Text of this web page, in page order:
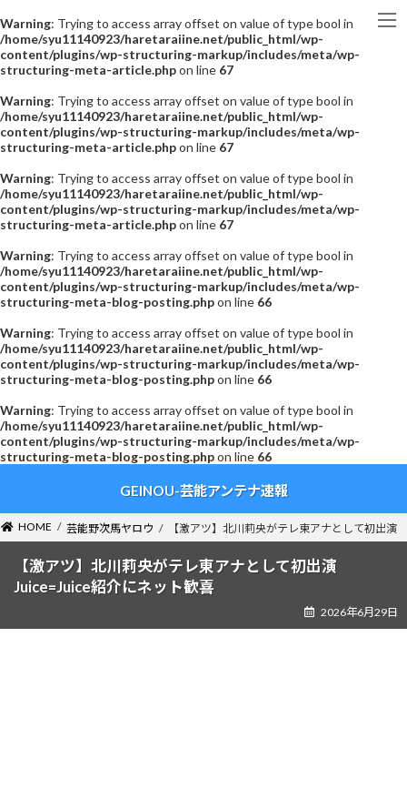
Warning: Trying to access array offset on value of type bool in
/home/syu11140923/haretaraiine.net/public_html/wp-
content/plugins/wp-structuring-markup/includes/meta/wp-
structuring-meta-article.phpon line 67
Warning: Trying to access array offset on value of type bool in
/home/syu11140923/haretaraiine.net/public_html/wp-
content/plugins/wp-structuring-markup/includes/meta/wp-
structuring-meta-article.phpon line 67
Warning: Trying to access array offset on value of type bool in
/home/syu11140923/haretaraiine.net/public_html/wp-
content/plugins/wp-structuring-markup/includes/meta/wp-
structuring-meta-article.phpon line 67
Warning: Trying to access array offset on value of type bool in
/home/syu11140923/haretaraiine.net/public_html/wp-
content/plugins/wp-structuring-markup/includes/meta/wp-
structuring-meta-blog-posting.phpon line 66
Warning: Trying to access array offset on value of type bool in
/home/syu11140923/haretaraiine.net/public_html/wp-
content/plugins/wp-structuring-markup/includes/meta/wp-
structuring-meta-blog-posting.phpon line 66
Warning: Trying to access array offset on value of type bool in
/home/syu11140923/haretaraiine.net/public_html/wp-
content/plugins/wp-structuring-markup/includes/meta/wp-
structuring-meta-blog-posting.phpon line 66
ン
ツ
ー
シ
GEINOU-芸能アンテナ速報
HOME 芸能野次馬ヤロウ 【激アツ】北川莉央がテレ東アナとして初出
【激アツ】北川莉央がテレ東アナとして初出演
Juice=Juice紹介にネット歓喜
2026年6月29日